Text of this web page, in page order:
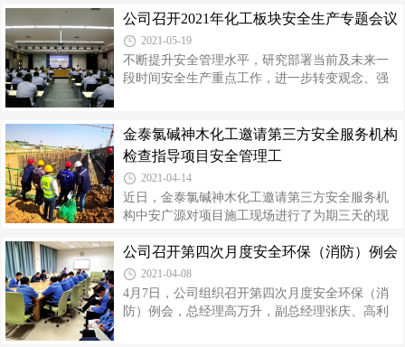
媒库危险废物产生和贮存台账、转移联单、处置
利用去向及危废库库房规范情况。座谈会上
训、消除事故隐患、筑牢安全防线，6月20日，热
电分厂、行政部、采供部、技术部、物资部联合
举办以“学党史、悟思想、保安全、促生产”为主题
的安全文化活动。公司总经理高万升、副总经理
眼金睛、安全分享四个环节，形式内容多样，包
含安全知识答题、特殊作业票证评估、现场漫画
隐患查找、安全主题演讲，每个环节间增
公司召开2021年化工板块安全生产专题会议
2021-05-19
不断提升安全管理水平，研究部署当前及未来一
段时间安全生产重点工作，进一步转变观念、强
题会议。公司党委书记、董事长薛卫东作讲话，
副总经理高利平主持会议。会上，米脂氯碱总经
泰氯碱神木电石总经理王炜分别作了安全生产、
项目建设工作专题报告。报告简明扼要指出了当
前生产运行、项目建设中存在的问题短板和薄弱
环节，查摆深入，整改措施具体。要求全员进一
步提高政治站位，以高度政治责任感压紧压
金泰氯碱神木化工邀请第三方安全服务机构
检查指导项目安全管理工
2021-04-14
近日，金泰氯碱神木化工邀请第三方安全服务机
构中安广源对项目施工现场进行了为期三天的现
安全准备。本次检查组由8名建筑施工、危险化学
品安全方面的专家组成，公司安全环保部人员、
监理单位安全工程师、各施工单位项目经理、安
全总监及专职安全员等参与检查。检查组主要就
公司召开第四次月度安全环保（消防）例会
2021-04-08
4月7日，公司组织召开第四次月度安全环保（消
防）例会，总经理高万升，副总经理张庆、高利